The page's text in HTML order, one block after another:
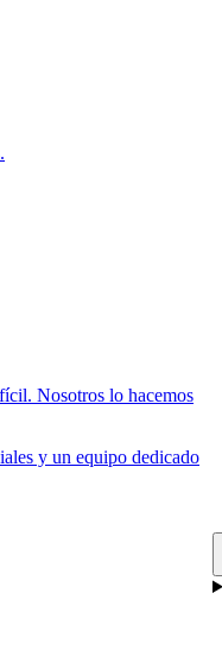
Nosotros lo hacemos
y un equipo dedicado